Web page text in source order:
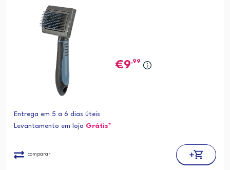
9,99
Entrega em 5 a 6 dias úteis
Levantamento em loja Grátis*
comparar